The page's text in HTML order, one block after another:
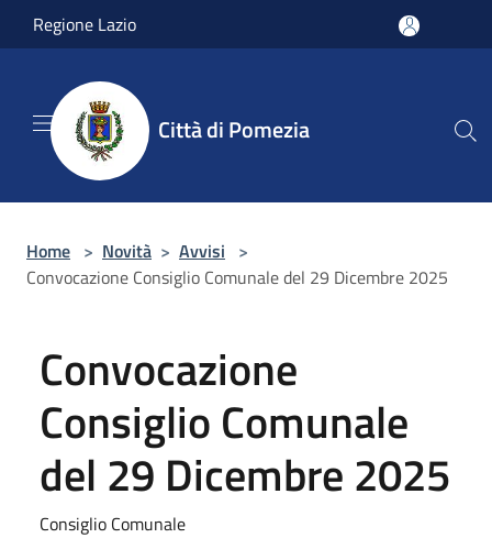
Salta al contenuto principale
Regione Lazio
Città di Pomezia
Home > Novità > Avvisi >
Convocazione Consiglio Comunale del 29 Dicembre 2025
Convocazione
Consiglio Comunale
del 29 Dicembre 2025
Consiglio Comunale